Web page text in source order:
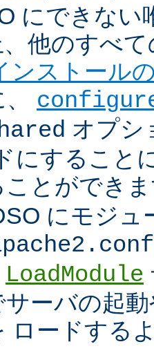
にできない
他のすべ
ンストール
オプシ
にすること
ことができ
にモジュ
LoadModule
ーバの起
ロードする